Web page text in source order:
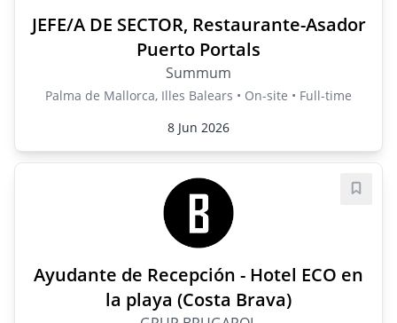
JEFE/A DE SECTOR, Restaurante-Asador
Puerto Portals
Summum
Palma de Mallorca, Illes Balears • On-site • Full-time
8 Jun 2026
Ayudante de Recepción - Hotel ECO en
la playa (Costa Brava)
Save